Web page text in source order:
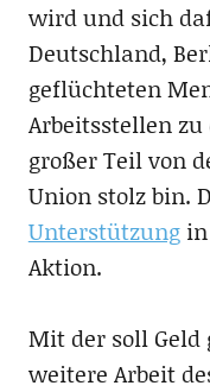
wird und sich
Deutschland,
geflüchteten
Arbeitsstellen
großer Teil von
Union stolz bin.
Unterstützungin
Aktion.
Mit der soll
weitere Arbeit